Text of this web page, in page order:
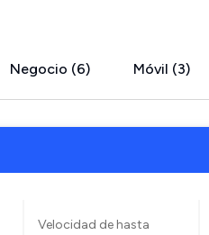
Negocio (6) Móvil (3)
Velocidad de hasta